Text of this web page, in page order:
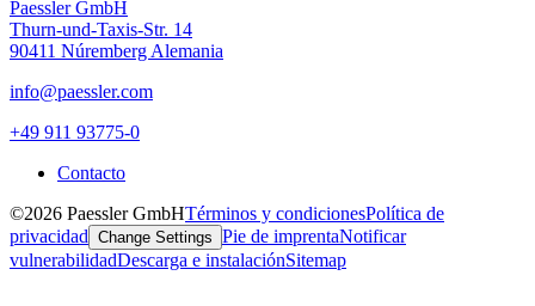
Paessler GmbH
Thurn-und-Taxis-Str. 14
90411 Núremberg Alemania
info@paessler.com
+49 911 93775-0
Contacto
©2026 Paessler GmbHTérminos y condicionesPolítica de
privacidad Change Settings Pie de imprentaNotificar
vulnerabilidadDescarga e instalaciónSitemap